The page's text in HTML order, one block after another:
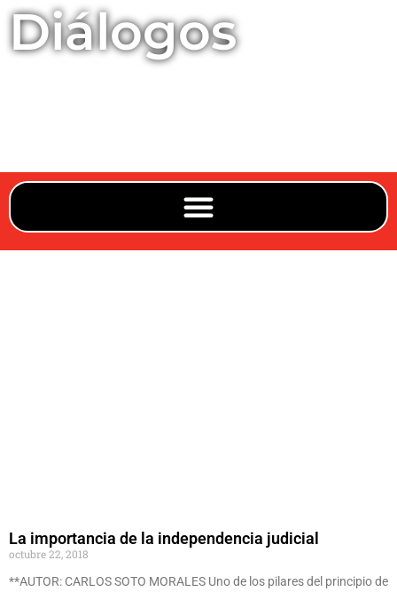
Diálogos
La importancia de la independencia judicial
octubre 22, 2018
**AUTOR: CARLOS SOTO MORALES Uno de los pilares del principio de